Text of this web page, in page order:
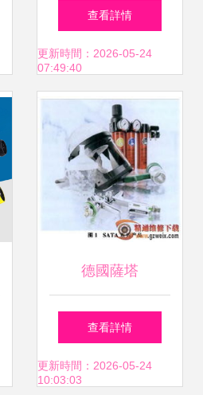
烤、焊接與便攜之
選
查看詳情
更新時間：2026-05-24
07:49:40
德國薩塔
（SATA）噴涂系
列產品整體配套方
查看詳情
更新時間：2026-05-24
10:03:03